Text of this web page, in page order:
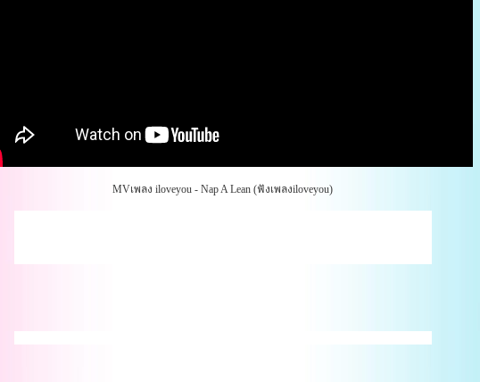
MVเพลง iloveyou - Nap A Lean (ฟังเพลงiloveyou)